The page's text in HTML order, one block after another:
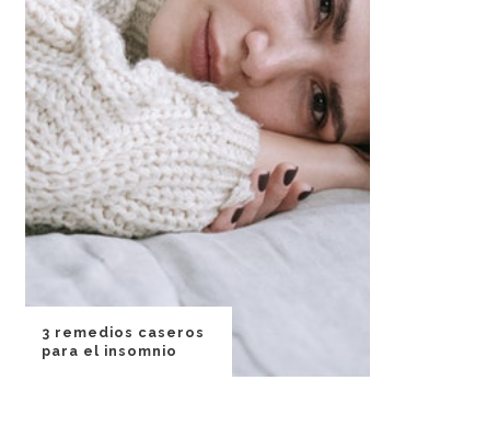
3 remedios caseros
para el insomnio